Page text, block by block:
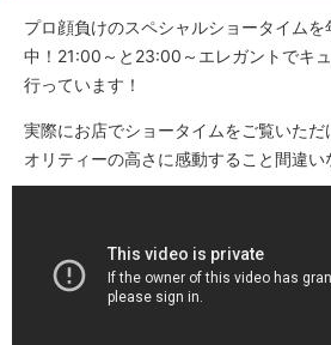
プロ顔負けのスペシャルショータイム
中！21:00～と23:00～エレガントでキ
行っています！
実際にお店でショータイムをご覧いただ
オリティーの高さに感動すること間違